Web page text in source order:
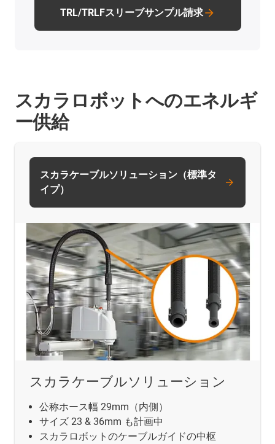
TRL/TRLFスリーブサンプル請求
スカラロボットへのエネルギ
ー供給
スカラケーブルソリューション
公称ホース幅 29mm（内側）
サイズ 23 & 36mm も計画中
スカラロボットのケーブルガイドの中枢
スカラケーブルソリューション（標準タ
イプ）